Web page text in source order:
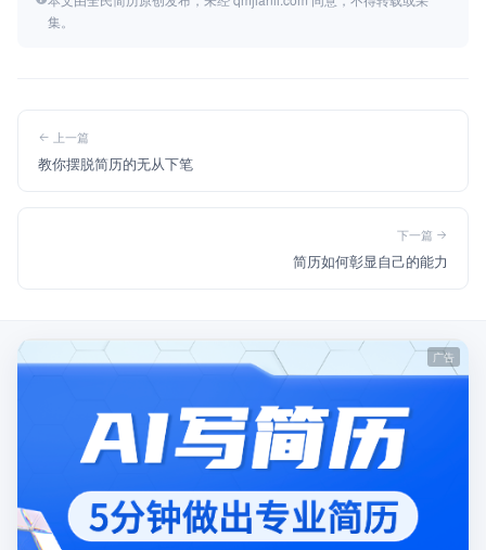
集。
上一篇
教你摆脱简历的无从下笔
下一篇
简历如何彰显自己的能力